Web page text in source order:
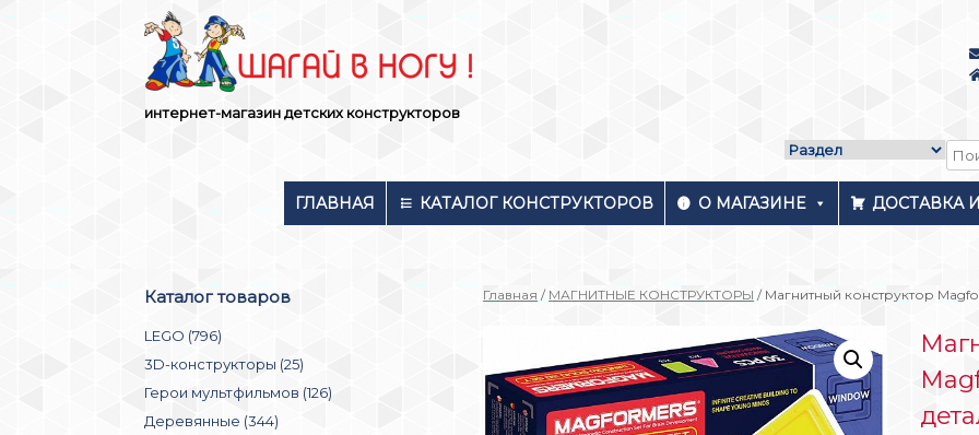
интернет-магазин детских конструкторов
ГЛАВНАЯ КАТАЛОГ КОНСТРУКТОРОВ О МАГАЗИНЕ ДОСТАВКА
Главная / МАГНИТНЫЕ КОНСТРУКТОРЫ / Магнитный конструктор
Каталог товаров
LEGO (796)
3D-конструкторы (25)
Герои мультфильмов (126)
Деревянные (344)